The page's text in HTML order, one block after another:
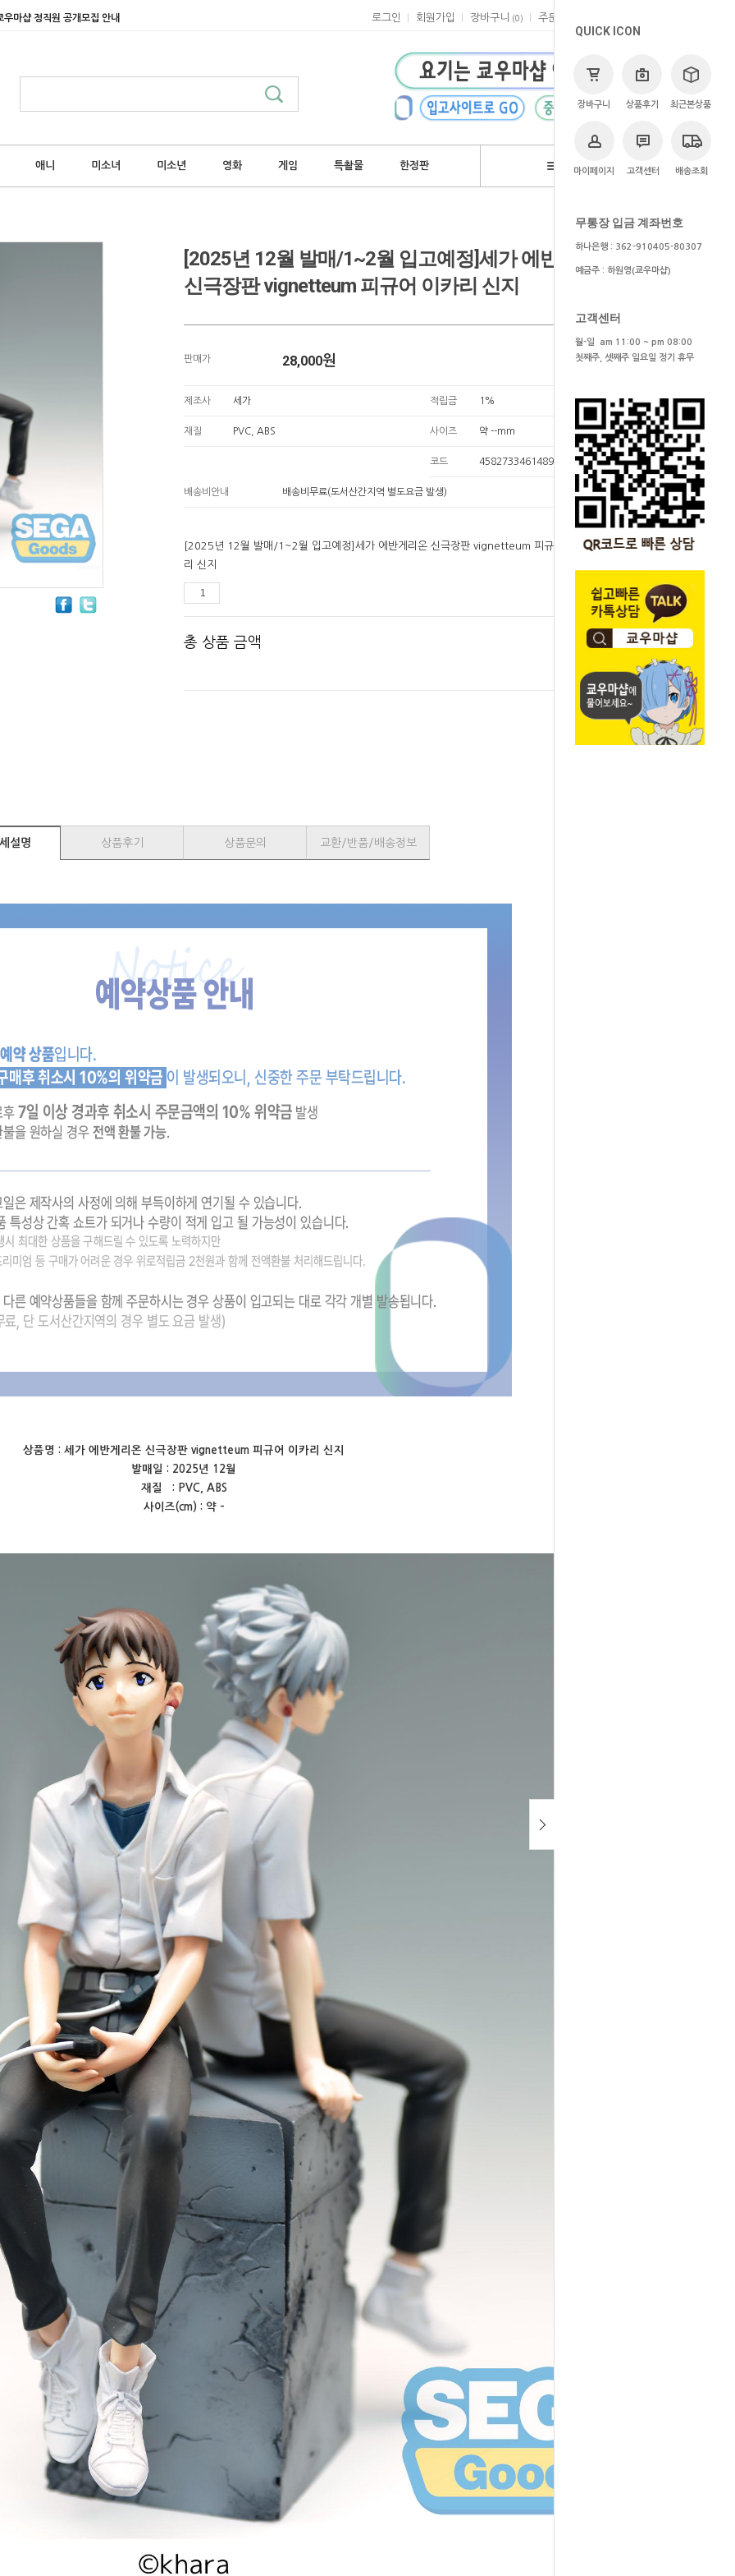
우마샵 정직원 공개모집 안내 로그인 회원가입 장바구니 (0 ) 주문
애니 미소녀 미소년 영화 게임 특촬물 한정판 브랜드
QUICK ICON
장바구니 상품후기 최근본상품
마이페이지 고객센터 배송조회
무통장 입금 계좌번호
하나은행 : 362-910405-80307
예금주 : 하원영(쿄우마샵)
고객센터
월-일 am 11:00 ~ pm 08:00
첫째주, 셋째주 일요일 정기 휴무
> 쿄우마 > 예약상품
[2025년 12월 발매/1~2월 입고예정]세가 에반게리온
신극장판 vignetteum 피규어 이카리 신지
판매가 28,000원
제조사 세가 적립금 1%
재질 PVC, ABS 사이즈 약 --mm
코드 4582733461489
배송비안내 배송비무료(도서산간지역 별도요금 발생)
[2025년 12월 발매/1~2월 입고예정]세가 에반게리온 신극장판 vignetteum 피규어 이카
리 신지
28,000원
총 상품 금액 28,000원
SOLD OUT
설명 상품후기 상품문의 교환/반품/배송정보
상품명 : 세가 에반게리온 신극장판 vignetteum 피규어 이카리 신지
발매일 : 2025년 12월
재질 : PVC, ABS
사이즈(cm) : 약 -